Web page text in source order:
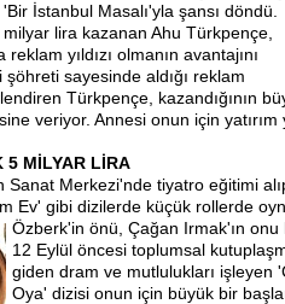
İstanbul Masalı'yla şansı döndü.
milyar lira kazanan Ahu Türkpençe,
yıldızı olmanın avantajını
şöhreti sayesinde aldığı reklam
Türkpençe, kazandığının
veriyor. Annesi onun için yatırım
5 MİLYAR LİRA
Sanat Merkezi'nde tiyatro eğitimi
Ev' gibi dizilerde küçük rollerde
Özberk'in önü, Çağan Irmak'ın onu
12 Eylül öncesi toplumsal
giden dram ve mutlulukları işleyen
Oya' dizisi onun için büyük bir